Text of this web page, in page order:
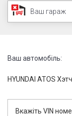
Ваш гараж
Ваш автомобіль:
HYUNDAI ATOS
Вкажіть VIN